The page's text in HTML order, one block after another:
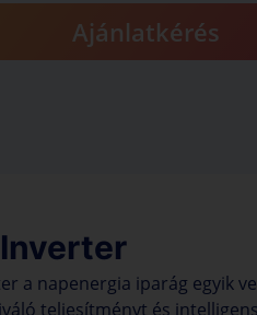
Ajánlatkérés
a napenergia iparág egyik
teljesítményt és